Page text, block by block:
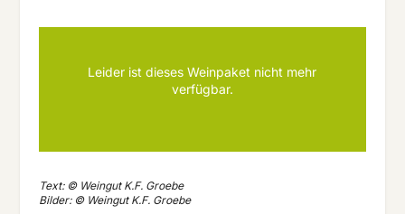
Leider ist dieses Weinpaket nicht mehr
verfügbar.
Text: © Weingut K.F. Groebe
Bilder: © Weingut K.F. Groebe